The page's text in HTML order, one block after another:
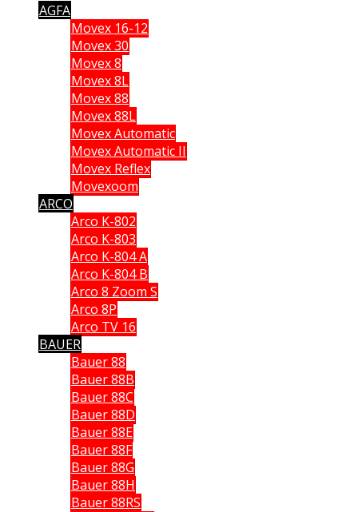
AGFA
Movex 16-12
Movex 30
Movex 8
Movex 8L
Movex 88
Movex 88L
Movex Automatic
Movex Automatic II
Movex Reflex
Movexoom
ARCO
Arco K-802
Arco K-803
Arco K-804 A
Arco K-804 B
Arco 8 Zoom S
Arco 8P
Arco TV 16
BAUER
Bauer 88
Bauer 88B
Bauer 88C
Bauer 88D
Bauer 88E
Bauer 88F
Bauer 88G
Bauer 88H
Bauer 88RS